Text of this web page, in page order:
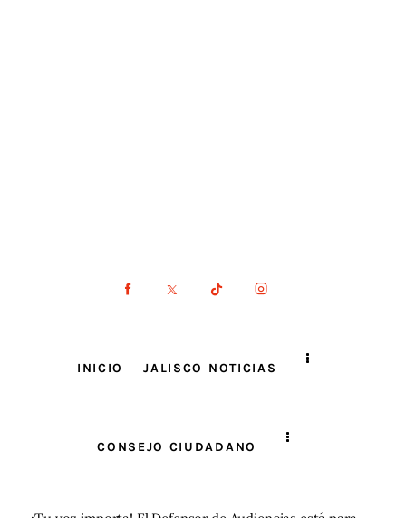
INICIO JALISCO NOTICIAS
CONSEJO CIUDADANO